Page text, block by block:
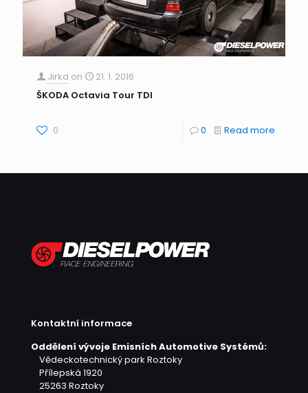
Jirka on
21. 1. 2016
ŠKODA Octavia Tour TDI
0 0 Read more
Kontaktní informace
Oddělení vývoje Emisních Automotive Systémů:
Vědeckotechnický park Roztoky
Přílepská 1920
25263 Roztoky